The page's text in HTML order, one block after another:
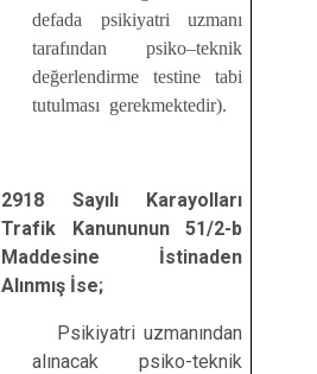
defada psikiyatri uzmanı
tarafından psiko–teknik
değerlendirme testine tabi
tutulması gerekmektedir).
2918 Sayılı Karayolları
Trafik Kanununun 51/2-b
Maddesine
İstinaden
Alınmış İse;
Psikiyatri uzmanından
alınacak psiko-teknik